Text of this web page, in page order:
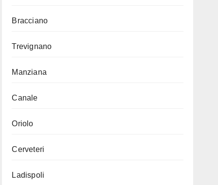
Bracciano
Trevignano
Manziana
Canale
Oriolo
Cerveteri
Ladispoli